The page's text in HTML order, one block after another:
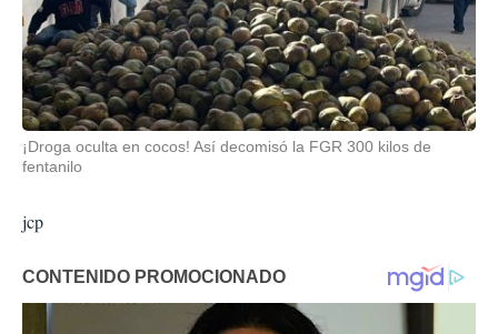
¡Droga oculta en cocos! Así decomisó la FGR 300 kilos de
fentanilo
jcp